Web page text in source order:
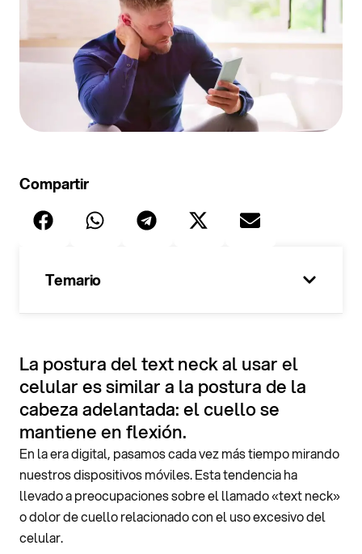
La postura del text neck al usar el
celular es similar a la postura de la
cabeza adelantada: el cuello se
mantiene en flexión.
En la era digital, pasamos cada vez más tiempo mirando
nuestros dispositivos móviles. Esta tendencia ha
llevado a preocupaciones sobre el llamado «text neck»
o dolor de cuello relacionado con el uso excesivo del
celular.
100%
Temario
Compartir